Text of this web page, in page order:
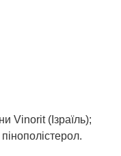
Vinorit (Ізраїль);